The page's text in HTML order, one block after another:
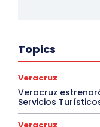
Topics
Veracruz
Veracruz
Servicios